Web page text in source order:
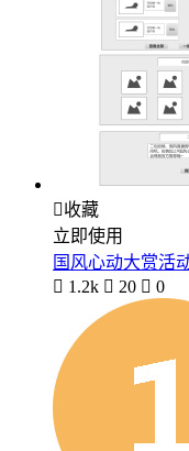
收藏
立即使用
国风心动大赏活
 1.2k  20  0